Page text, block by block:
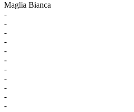
Maglia Bianca
-
-
-
-
-
-
-
-
-
-
-